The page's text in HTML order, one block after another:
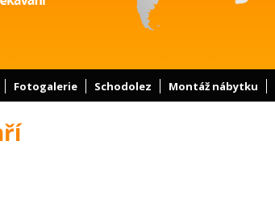
Fotogalerie Schodolez Montáž nábytku